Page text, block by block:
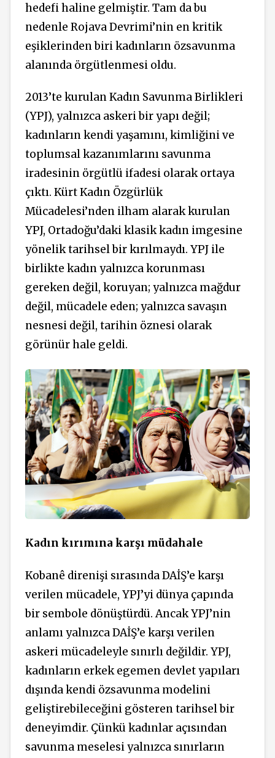
hedefi haline gelmiştir. Tam da bu
nedenle Rojava Devrimi’nin en kritik
eşiklerinden biri kadınların özsavunma
alanında örgütlenmesi oldu.
2013’te kurulan Kadın Savunma Birlikleri
(YPJ), yalnızca askeri bir yapı değil;
kadınların kendi yaşamını, kimliğini ve
toplumsal kazanımlarını savunma
iradesinin örgütlü ifadesi olarak ortaya
çıktı. Kürt Kadın Özgürlük
Mücadelesi’nden ilham alarak kurulan
YPJ, Ortadoğu’daki klasik kadın imgesine
yönelik tarihsel bir kırılmaydı. YPJ ile
birlikte kadın yalnızca korunması
gereken değil, koruyan; yalnızca mağdur
değil, mücadele eden; yalnızca savaşın
nesnesi değil, tarihin öznesi olarak
görünür hale geldi.
Kadın kırımına karşı müdahale
Kobanê direnişi sırasında DAİŞ’e karşı
verilen mücadele, YPJ’yi dünya çapında
bir sembole dönüştürdü. Ancak YPJ’nin
anlamı yalnızca DAİŞ’e karşı verilen
askeri mücadeleyle sınırlı değildir. YPJ,
kadınların erkek egemen devlet yapıları
dışında kendi özsavunma modelini
geliştirebileceğini gösteren tarihsel bir
deneyimdir. Çünkü kadınlar açısından
savunma meselesi yalnızca sınırların